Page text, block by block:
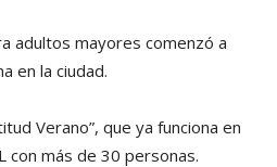
adultos mayores comenzó a
en la ciudad.
Verano”, que ya funciona en
con más de 30 personas.